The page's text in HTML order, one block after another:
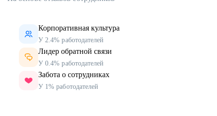
Корпоративная культура
У 2.4% работодателей
Лидер обратной связи
У 0.4% работодателей
Забота о сотрудниках
У 1% работодателей